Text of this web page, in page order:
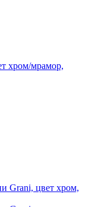
хром/мрамор,